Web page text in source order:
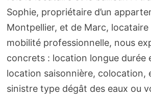
Sophie, propriétaire d’un
Montpellier, et de Marc, locataire
mobilité professionnelle, nous
concrets : location longue durée
location saisonnière, colocation,
sinistre type dégât des eaux ou